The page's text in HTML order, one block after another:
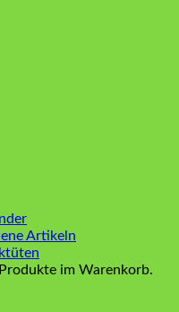
im Warenkorb.
Artikeln